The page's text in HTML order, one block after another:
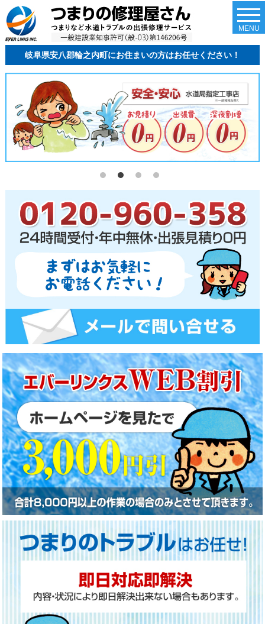
岐阜県安八郡輪之内町にお住まいの方はお任せください！
MENU